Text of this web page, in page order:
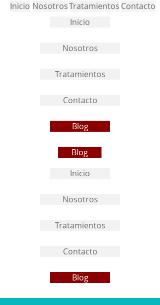
Inicio NosotrosTratamientos Contacto
Inicio
Nosotros
Tratamientos
Contacto
Blog
Blog
Inicio
Nosotros
Tratamientos
Contacto
Blog